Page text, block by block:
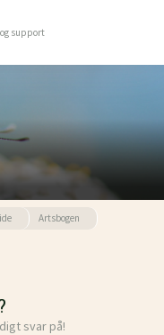
support
Artsbogen
svar på!